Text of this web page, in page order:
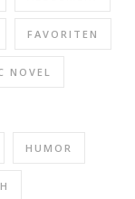
FAVORITEN
NOVEL
HUMOR